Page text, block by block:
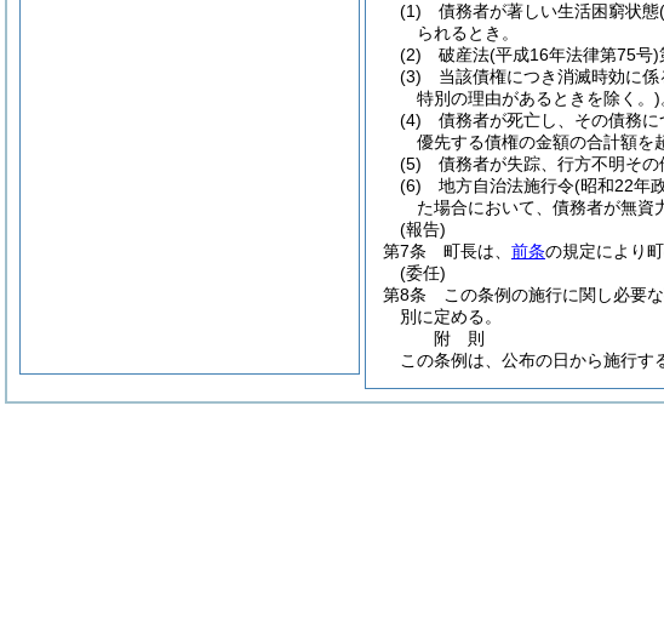
(1)
債務者が著しい生活困窮状態
られるとき。
(2)
破産法(平成16年法律第75号)
(3)
当該債権につき消滅時効に
特別の理由があるときを除く。)
(4)
債務者が死亡し、その債務
優先する債権の金額の合計額を
(5)
債務者が失踪、行方不明その
(6)
地方自治法施行令(昭和22年
た場合において、債務者が無資
(報告)
第7条
町長は、 前条の規定により
(委任)
第8条
この条例の施行に関し必要な
別に定める。
附 則
この条例は、公布の日から施行す